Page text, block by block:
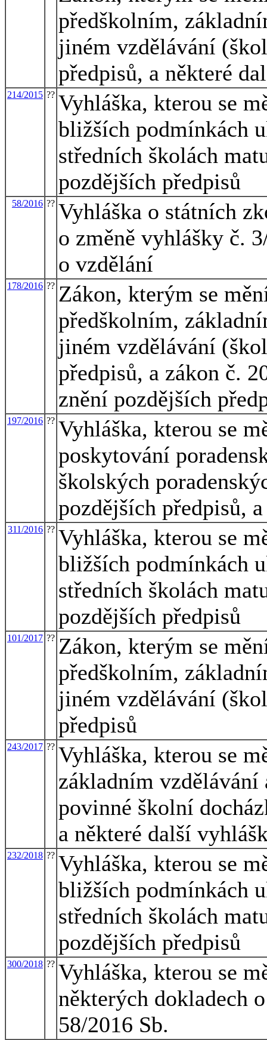
předškolním,
jiném vzdělávání
předpisů, a některé
214/2015 ?? Vyhláška, kterou se
bližších podmínkách
středních školách
pozdějších předpisů
58/2016 ?? Vyhláška o státních
o změně vyhlášky č.
o vzdělání
178/2016 ?? Zákon, kterým se
předškolním,
jiném vzdělávání
předpisů, a zákon č.
znění pozdějších
197/2016 ?? Vyhláška, kterou se
poskytování
školských
pozdějších předpisů,
311/2016 ?? Vyhláška, kterou se
bližších podmínkách
středních školách
pozdějších předpisů
101/2017 ?? Zákon, kterým se
předškolním,
jiném vzdělávání
předpisů
243/2017 ?? Vyhláška, kterou se
základním vzdělávání
povinné školní
a některé další
232/2018 ?? Vyhláška, kterou se
bližších podmínkách
středních školách
pozdějších předpisů
300/2018 ?? Vyhláška, kterou se
některých dokladech
58/2016 Sb.